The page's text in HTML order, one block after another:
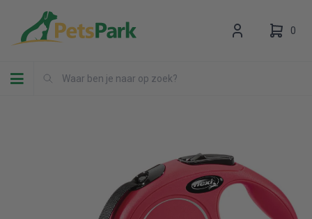
Toggle navigation
0
Uw winkelwagen is leeg.
Vul hem met producten.